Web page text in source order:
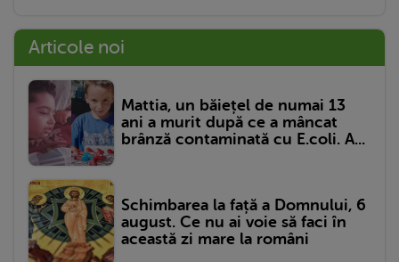
Articole noi
Mattia, un băiețel de numai 13
ani a murit după ce a mâncat
brânză contaminată cu E.coli. A...
Schimbarea la față a Domnului, 6
august. Ce nu ai voie să faci în
această zi mare la români